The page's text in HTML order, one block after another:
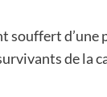
souffert
de la